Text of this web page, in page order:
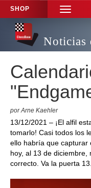
SHOP
TOGGLE
Noticias
por Arne Kaehler
13/12/2021 – ¡El alfil
tomarlo! Casi todos los
ello habría que capturar
hoy, al 13 de
correcto. Va la puerta 13.